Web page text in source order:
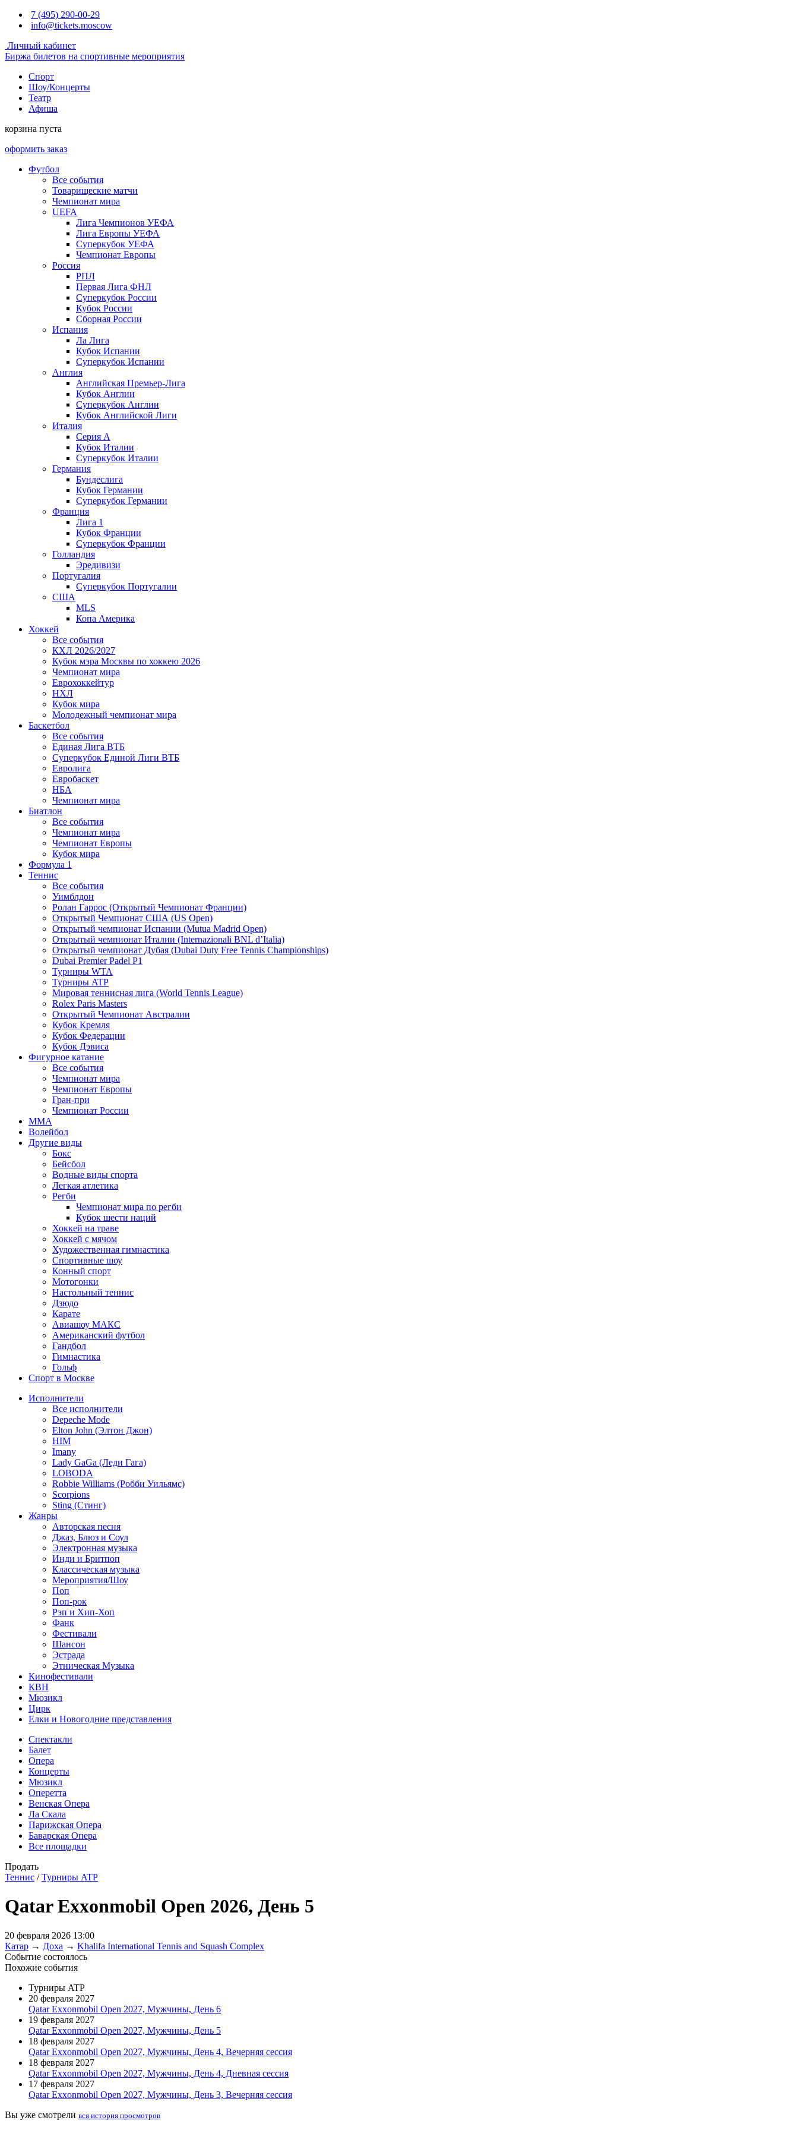
7 (495) 290-00-29
info@tickets.moscow
Личный кабинет
Биржа билетов на спортивные мероприятия
Спорт
Шоу/Концерты
Театр
Афиша
корзина пуста
оформить заказ
Футбол
Все события
Товарищеские матчи
Чемпионат мира
UEFA
Лига Чемпионов УЕФА
Лига Европы УЕФА
Суперкубок УЕФА
Чемпионат Европы
Россия
РПЛ
Первая Лига ФНЛ
Суперкубок России
Кубок России
Сборная России
Испания
Ла Лига
Кубок Испании
Суперкубок Испании
Англия
Английская Премьер-Лига
Кубок Англии
Суперкубок Англии
Кубок Английской Лиги
Италия
Серия А
Кубок Италии
Суперкубок Италии
Германия
Бундеслига
Кубок Германии
Суперкубок Германии
Франция
Лига 1
Кубок Франции
Суперкубок Франции
Голландия
Эредивизи
Португалия
Суперкубок Португалии
США
MLS
Копа Америка
Хоккей
Все события
КХЛ 2026/2027
Кубок мэра Москвы по хоккею 2026
Чемпионат мира
Еврохоккейтур
НХЛ
Кубок мира
Молодежный чемпионат мира
Баскетбол
Все события
Единая Лига ВТБ
Суперкубок Единой Лиги ВТБ
Евролига
Евробаскет
НБА
Чемпионат мира
Биатлон
Все события
Чемпионат мира
Чемпионат Европы
Кубок мира
Формула 1
Теннис
Все события
Уимблдон
Ролан Гаррос (Открытый Чемпионат Франции)
Открытый Чемпионат США (US Open)
Открытый чемпионат Испании (Mutua Madrid Open)
Открытый чемпионат Италии (Internazionali BNL d’Italia)
Открытый чемпионат Дубая (Dubai Duty Free Tennis Championships)
Dubai Premier Padel P1
Турниры WTA
Турниры ATP
Мировая теннисная лига (World Tennis League)
Rolex Paris Masters
Открытый Чемпионат Австралии
Кубок Кремля
Кубок Федерации
Кубок Дэвиса
Фигурное катание
Все события
Чемпионат мира
Чемпионат Европы
Гран-при
Чемпионат России
MMA
Волейбол
Другие виды
Бокс
Бейсбол
Водные виды спорта
Легкая атлетика
Регби
Чемпионат мира по регби
Кубок шести наций
Хоккей на траве
Хоккей с мячом
Художественная гимнастика
Спортивные шоу
Конный спорт
Мотогонки
Настольный теннис
Дзюдо
Карате
Авиашоу МАКС
Американский футбол
Гандбол
Гимнастика
Гольф
Спорт в Москве
Исполнители
Все исполнители
Depeche Mode
Elton John (Элтон Джон)
HIM
Imany
Lady GaGa (Леди Гага)
LOBODA
Robbie Williams (Робби Уильямс)
Scorpions
Sting (Стинг)
Жанры
Авторская песня
Джаз, Блюз и Соул
Электронная музыка
Инди и Бритпоп
Классическая музыка
Мероприятия/Шоу
Поп
Поп-рок
Рэп и Хип-Хоп
Фанк
Фестивали
Шансон
Эстрада
Этническая Музыка
Кинофестивали
КВН
Мюзикл
Цирк
Елки и Новогодние представления
Спектакли
Балет
Опера
Концерты
Мюзикл
Оперетта
Венская Опера
Ла Скала
Парижская Опера
Баварская Опера
Все площадки
Продать
Теннис /Турниры ATP
Qatar Exxonmobil Open 2026, День 5
20 февраля 2026 13:00
Катар → Доха → Khalifa International Tennis and Squash Complex
Событие состоялось
Похожие события
Турниры ATP
20 февраля 2027
Qatar Exxonmobil Open 2027, Мужчины, День 6
19 февраля 2027
Qatar Exxonmobil Open 2027, Мужчины, День 5
18 февраля 2027
Qatar Exxonmobil Open 2027, Мужчины, День 4, Вечерняя сессия
18 февраля 2027
Qatar Exxonmobil Open 2027, Мужчины, День 4, Дневная сессия
17 февраля 2027
Qatar Exxonmobil Open 2027, Мужчины, День 3, Вечерняя сессия
Вы уже смотрели вся история просмотров